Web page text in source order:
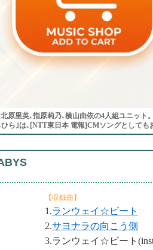
原里英､指原莉乃､横山由依の4人組ユニット
ら｣は､[NTT東日本 電報]CMソングとしても
【収録曲】
1.ランウェイ☆ビート
2.サヨナラの向こう側
3.ランウェイ☆ビート